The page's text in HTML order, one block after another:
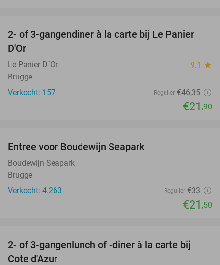
53%
2- of 3-gangendiner à la carte bij Le Panier
D'Or
Le Panier D´Or 9.1 star
Brugge
Verkocht: 157
Regulier €46,35
€21 ,90
Entree voor Boudewijn Seapark
Boudewijn Seapark
Brugge
Verkocht: 4.263
Regulier €33
€21 ,50
49%
2- of 3-gangenlunch of -diner à la carte bij
Cote d'Azur